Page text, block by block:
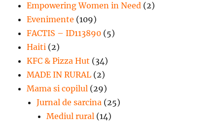
Empowering Women in Need (2)
Evenimente (109)
FACTIS – ID113890 (5)
Haiti (2)
KFC & Pizza Hut (34)
MADE IN RURAL (2)
Mama si copilul (29)
Jurnal de sarcina (25)
Mediul rural (14)